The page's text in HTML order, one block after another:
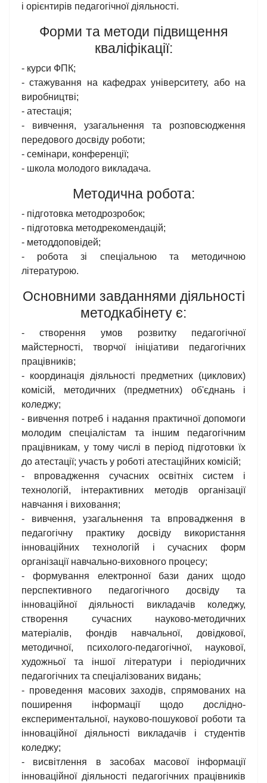
і орієнтирів педагогічної діяльності.
Форми та методи підвищення
кваліфікації:
- курси ФПК;
- стажування на кафедрах університету, або на
виробництві;
- атестація;
- вивчення, узагальнення та розповсюдження
передового досвіду роботи;
- семінари, конференції;
- школа молодого викладача.
Методична робота:
- підготовка методрозробок;
- підготовка методрекомендацій;
- методдоповідей;
- робота зі спеціальною та методичною
літературою.
Основними завданнями діяльності
методкабінету є:
- створення умов розвитку педагогічної
майстерності, творчої ініціативи педагогічних
працівників;
- координація діяльності предметних (циклових)
комісій, методичних (предметних) об'єднань і
коледжу;
- вивчення потреб і надання практичної допомоги
молодим спеціалістам та іншим педагогічним
працівникам, у тому числі в період підготовки їх
до атестації; участь у роботі атестаційних комісій;
- впровадження сучасних освітніх систем і
технологій, інтерактивних методів організації
навчання і виховання;
- вивчення, узагальнення та впровадження в
педагогічну практику досвіду використання
інноваційних технологій і сучасних форм
організації навчально-виховного процесу;
- формування електронної бази даних щодо
перспективного педагогічного досвіду та
інноваційної діяльності викладачів коледжу,
створення сучасних науково-методичних
матеріалів, фондів навчальної, довідкової,
методичної, психолого-педагогічної, наукової,
художньої та іншої літератури і періодичних
педагогічних та спеціалізованих видань;
- проведення масових заходів, спрямованих на
поширення інформації щодо дослідно-
експериментальної, науково-пошукової роботи та
інноваційної діяльності викладачів і студентів
коледжу;
- висвітлення в засобах масової інформації
інноваційної діяльності педагогічних працівників